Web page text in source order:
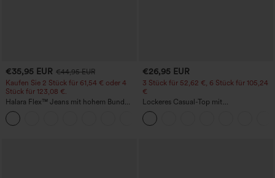
€35,95 EUR €44,95 EUR
Kaufen Sie 2 Stück für 61,54 € oder 4
Stück für 123,08 €.
Halara Flex™ Jeans mit hohem Bund
und Taschen, gewaschener, lässiger
Bootcut
€26,95 EUR
3 Stück für 52,62 €, 6 Stück für 105,24
€
Lockeres Casual-Top mit
Rundhalsausschnitt und
Fledermausärmeln